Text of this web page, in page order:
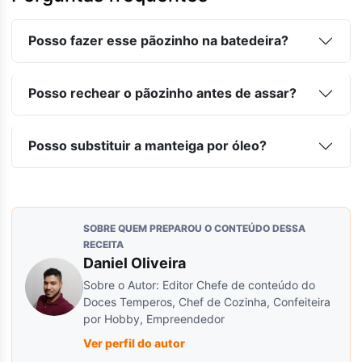
Posso fazer esse pãozinho na batedeira?
Posso rechear o pãozinho antes de assar?
Posso substituir a manteiga por óleo?
SOBRE QUEM PREPAROU O CONTEÚDO DESSA
RECEITA
Daniel Oliveira
Sobre o Autor: Editor Chefe de conteúdo do
Doces Temperos, Chef de Cozinha, Confeiteira
por Hobby, Empreendedor
Ver perfil do autor